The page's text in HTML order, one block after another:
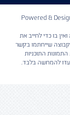
בו כדי לחייב את
שייחתמו בקשר
התוכניות
להמחשה בלבד.